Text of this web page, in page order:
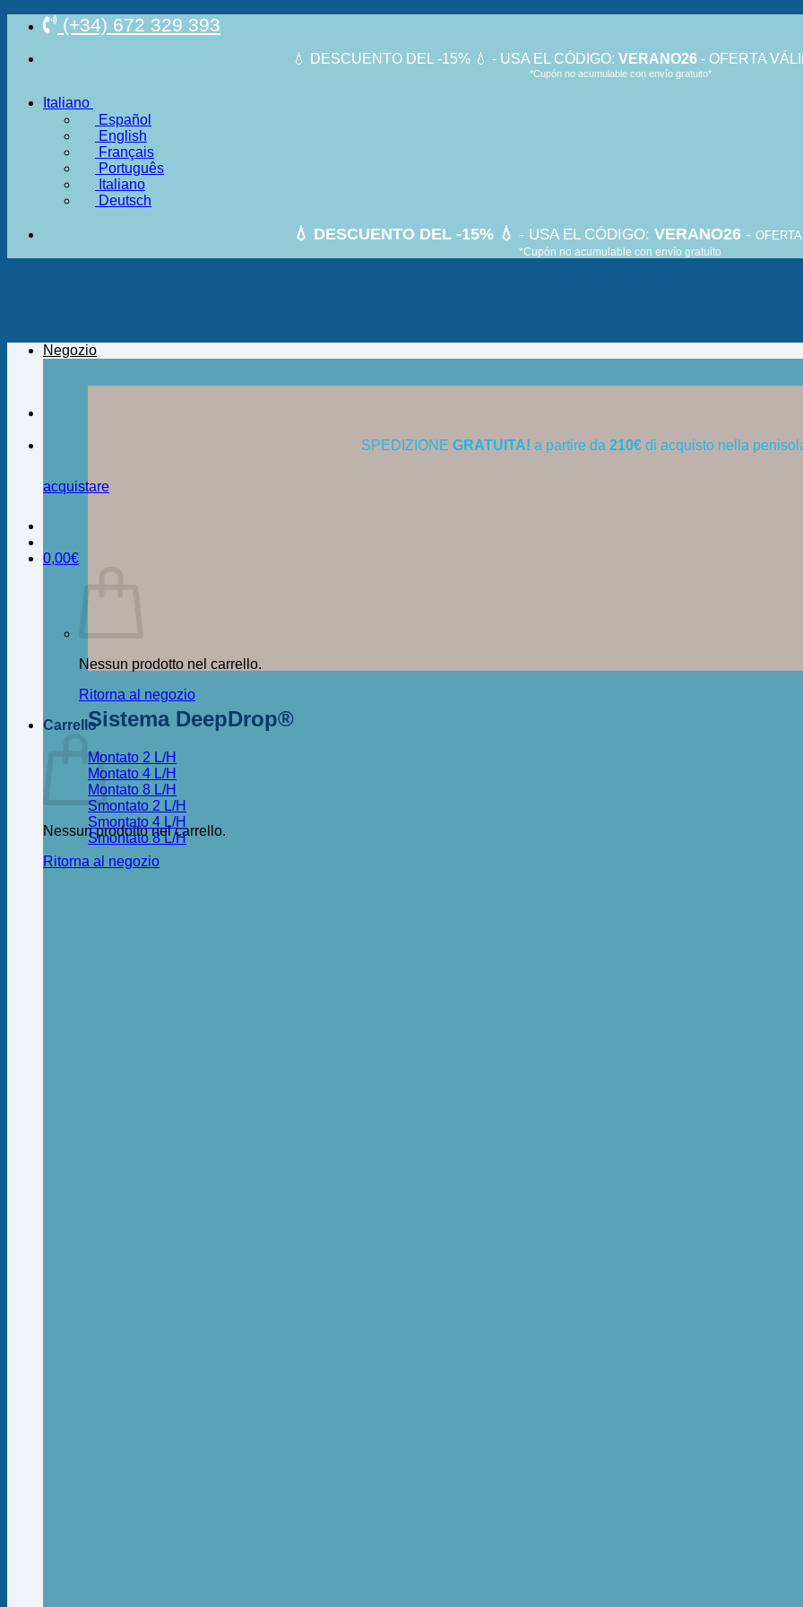
(+34) 672 329 393
💧 DESCUENTO DEL -15% 💧 - USA EL CÓDIGO: VERANO26- OFERTA
*Cupón no acumulable con envío gratuito*
Italiano
Español
English
Français
Português
Italiano
Deutsch
💧 DESCUENTO DEL -15% 💧 - USA EL CÓDIGO: VERANO26-
*Cupón no acumulable con envío gratuito
SPEDIZIONE GRATUITA! a partire da 210€ di acquisto nella
acquistare
0,00€
Nessun prodotto nel carrello.
Ritorna al negozio
Carrello
Nessun prodotto nel carrello.
Ritorna al negozio
Negozio
Sistema DeepDrop®
Montato 2 L/H
Montato 4 L/H
Montato 8 L/H
Smontato 2 L/H
Smontato 4 L/H
Smontato 8 L/H